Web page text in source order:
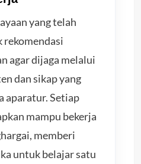
yang telah
rekomendasi
agar dijaga melalui
dan sikap yang
aparatur. Setiap
mampu bekerja
memberi
untuk belajar satu